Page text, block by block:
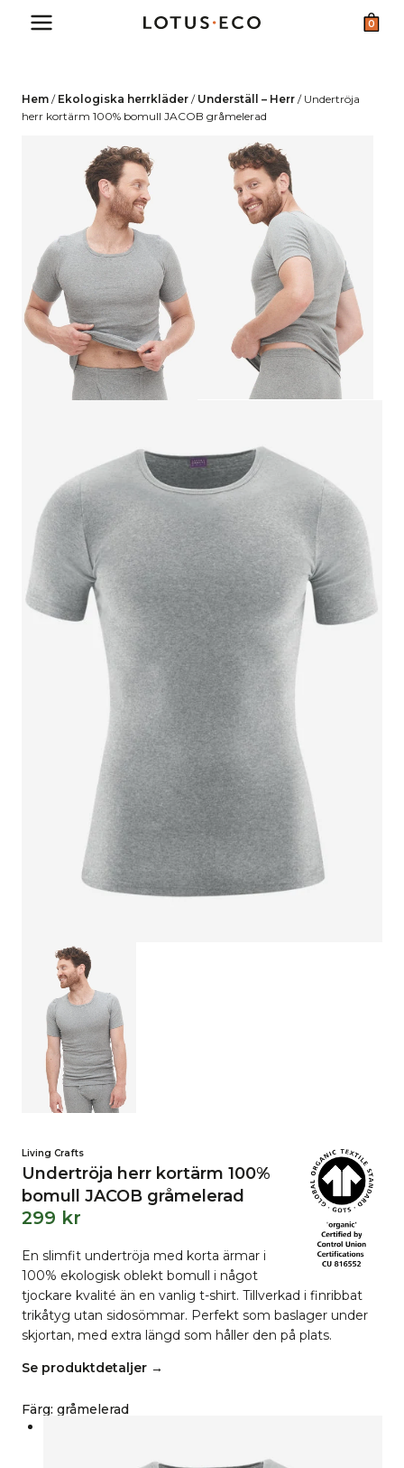
0
Hem / Ekologiska herrkläder / Underställ – Herr / Undertröja
herr kortärm 100% bomull JACOB gråmelerad
Living Crafts
Undertröja herr kortärm 100%
bomull JACOB gråmelerad
299 kr
En slimfit undertröja med korta ärmar i
100% ekologisk oblekt bomull i något
tjockare kvalité än en vanlig t-shirt. Tillverkad i finribbat
trikåtyg utan sidosömmar. Perfekt som baslager under
skjortan, med extra längd som håller den på plats.
Se produktdetaljer →
Färg: gråmelerad